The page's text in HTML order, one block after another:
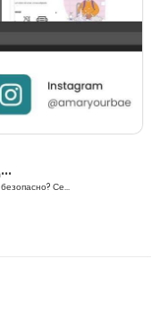
Се...